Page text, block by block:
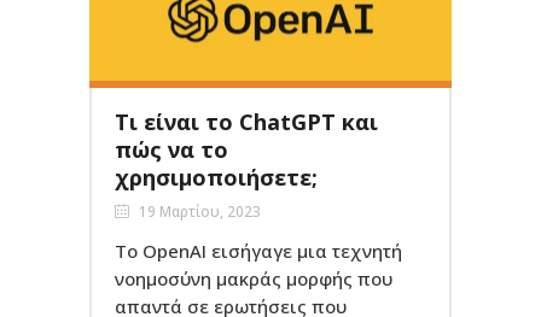
Τι είναι το ChatGPT και
πώς να το
χρησιμοποιήσετε;
19 Μαρτίου, 2023
Το OpenAI εισήγαγε μια τεχνητή
νοημοσύνη μακράς μορφής που
απαντά σε ερωτήσεις που